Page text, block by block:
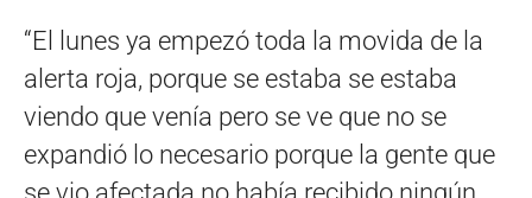
“El lunes ya empezó toda la movida de la
alerta roja, porque se estaba se estaba
viendo que venía pero se ve que no se
expandió lo necesario porque la gente que